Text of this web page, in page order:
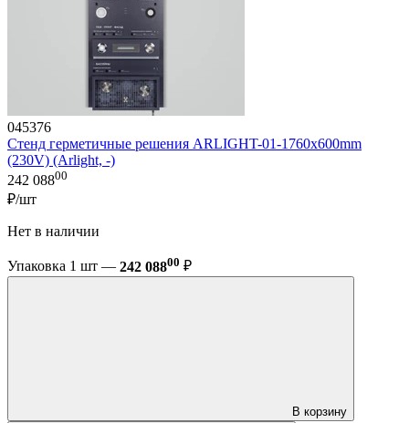
045376
Стенд герметичные решения ARLIGHT-01-1760x600mm
(230V) (Arlight, -)
242 08800
₽/шт
Нет в наличии
Упаковка 1 шт — 242 08800 ₽
В корзину